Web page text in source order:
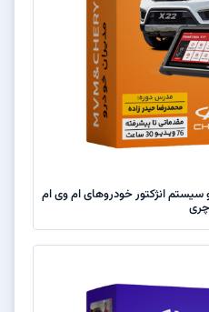
انژکتور خودروهای ام وی ام